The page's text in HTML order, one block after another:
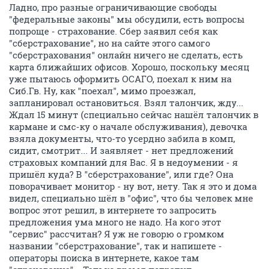
Ладно, про разные ограничивающие свободы
"федеральные законы" мы обсудили, есть вопросы
попроще - страхование. Сбер заявил себя как
"сберстрахование", но на сайте этого самого
"сберстрахования" онлайн ничего не сделать, есть
карта ближайших офисов. Хорошо, поскольку месяц
уже пытаюсь оформить ОСАГО, поехал к ним на
Сиб.Гв. Ну, как "поехал", мимо проезжал,
запланировал остановиться. Взял талончик, жду...
Ждал 15 минут (специально сейчас нашёл талончик в
кармане и смс-ку о начале обслуживания), девочка
взяла документы, что-то усердно забила в комп,
сидит, смотрит... И заявляет - нет предложений
страховых компаний для Вас. Я в недоумении - я
пришёл куда? В "сберстрахование", или где? Она
поворачивает монитор - ну вот, нету. Так я это и дома
видел, специально шёл в "офис", что бы человек мне
вопрос этот решил, в интернете то запросить
предложения ума много не надо. На кого этот
"сервис" рассчитан? Я уж не говорю о громком
названии "сберстрахование", так и напишете -
операторы поиска в интернете, какое там